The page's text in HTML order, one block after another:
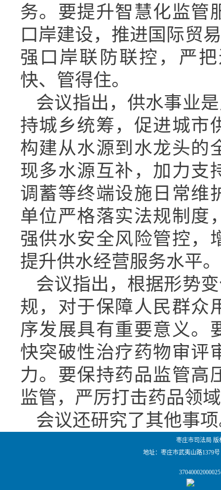
务。要提升智慧化监管
口岸建设，推进国际贸
强口岸联防联控，严
快、管得住。
会议指出，供水事业
持城乡统筹，促进城市
构建从水源到水龙头的
现多水源互补，加力支
调蓄等终端设施日常维
单位严格落实法规制度
强供水安全风险管控，
提升供水经营服务水平。
会议指出，根据形势
规，对于保障人民群众
序发展具有重要意义。
快突破性治疗药物审评
力。要保持药品监管高
监管，严厉打击药品领
会议还研究了其他事
枣庄市司法局
地址：枣庄市武夷山路1379号